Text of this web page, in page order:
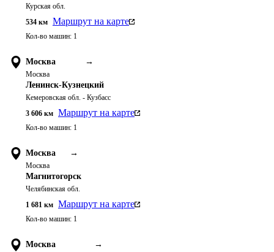
Курская обл.
534 км Маршрут на карте
Кол-во машин: 1
Москва →
Москва
Ленинск-Кузнецкий
Кемеровская обл. - Кузбасс
3 606 км Маршрут на карте
Кол-во машин: 1
Москва →
Москва
Магнитогорск
Челябинская обл.
1 681 км Маршрут на карте
Кол-во машин: 1
Москва →